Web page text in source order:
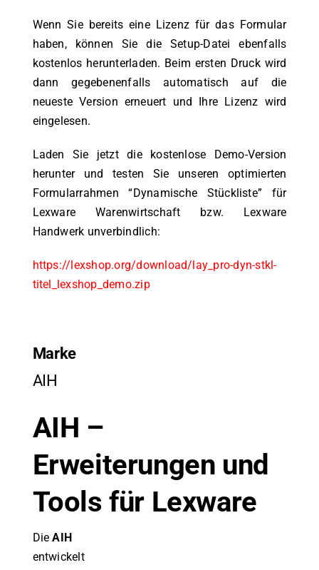
Wenn Sie bereits eine Lizenz für das Formular
haben, können Sie die Setup-Datei ebenfalls
kostenlos herunterladen. Beim ersten Druck wird
dann gegebenenfalls automatisch auf die
neueste Version erneuert und Ihre Lizenz wird
eingelesen.
Laden Sie jetzt die kostenlose Demo-Version
herunter und testen Sie unseren optimierten
Formularrahmen “Dynamische Stückliste” für
Lexware Warenwirtschaft bzw. Lexware
Handwerk unverbindlich:
https://lexshop.org/download/lay_pro-dyn-stkl-
titel_lexshop_demo.zip
Marke
AIH
AIH –
Erweiterungen und
Tools für Lexware
DieAIH
entwickelt